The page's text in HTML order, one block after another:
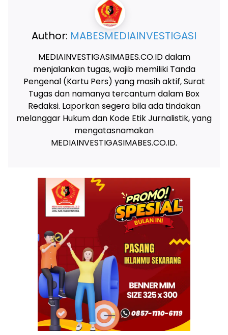
Author: MABESMEDIAINVESTIGASI
MEDIAINVESTIGASIMABES.CO.ID dalam
menjalankan tugas, wajib memiliki Tanda
Pengenal (Kartu Pers) yang masih aktif, Surat
Tugas dan namanya tercantum dalam Box
Redaksi. Laporkan segera bila ada tindakan
melanggar Hukum dan Kode Etik Jurnalistik, yang
mengatasnamakan
MEDIAINVESTIGASIMABES.CO.ID.